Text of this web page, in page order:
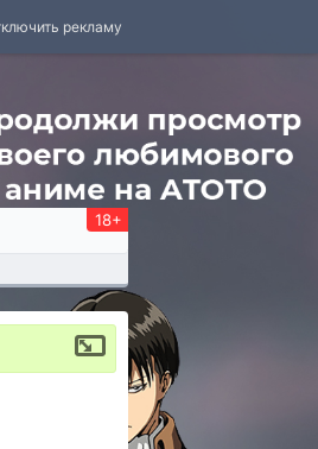
рекламу
18+